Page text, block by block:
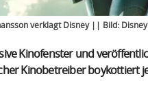
verklagt Disney || Bild:
Kinofenster und
Kinobetreiber boykottiert